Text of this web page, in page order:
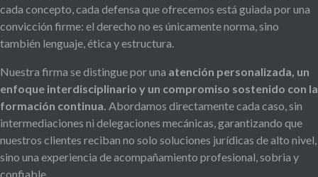
cada concepto, cada defensa que ofrecemos está guiada por una
convicción firme: el derecho no es únicamente norma, sino
también lenguaje, ética y estructura.
Nuestra firma se distingue por una atención personalizada, un
enfoque interdisciplinario y un compromiso sostenido con la
formación continua. Abordamos directamente cada caso, sin
intermediaciones ni delegaciones mecánicas, garantizando que
nuestros clientes reciban no solo soluciones jurídicas de alto nivel,
sino una experiencia de acompañamiento profesional, sobria y
confiable.